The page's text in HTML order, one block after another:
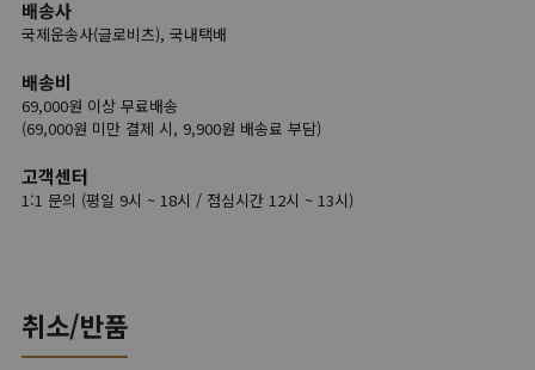
배송사
국제운송사(글로비츠), 국내택배
배송비
69,000원 이상 무료배송
(69,000원 미만 결제 시, 9,900원 배송료 부담)
고객센터
1:1 문의 (평일 9시 ~ 18시 / 점심시간 12시 ~ 13시)
취소/반품